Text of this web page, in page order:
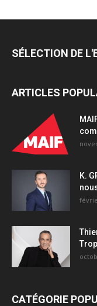
annonce
de
en
Directrice
Générale
quantity
SÉLECTION DE
ARTICLES
K.
CATÉGORIE